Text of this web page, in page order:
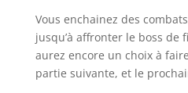
Vous enchainez des
jusqu’à affronter le boss de
aurez encore un choix à
partie suivante, et le